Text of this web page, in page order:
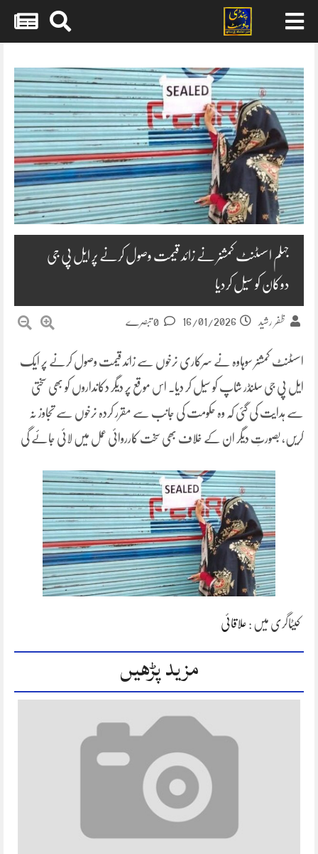
content
جہلم اسسٹنٹ کمشنر نے زائد قیمت وصول کرنے پر ایل پی جی
دوکان کو سیل کردیا
ظفر رشید 16/01/2026
اسسٹنٹ کمشنر سوہاوہ نے سرکاری نرخوں سے زائد قیمت وصول کرنے پر ایک
ایل پی جی سلنڈر شاپ کو سیل کر دیا۔ اس موقع پر دیگر دکانداروں کو بھی سختی
سے ہدایت کی گئی کہ وہ حکومت کی جانب سے مقرر کردہ نرخوں سے تجاوز نہ
کریں، بصورتِ دیگر ان کے خلاف بھی سخت کارروائی عمل میں لائی جائے گی
کیٹاگری میں : علاقائی
مزید پڑھیں